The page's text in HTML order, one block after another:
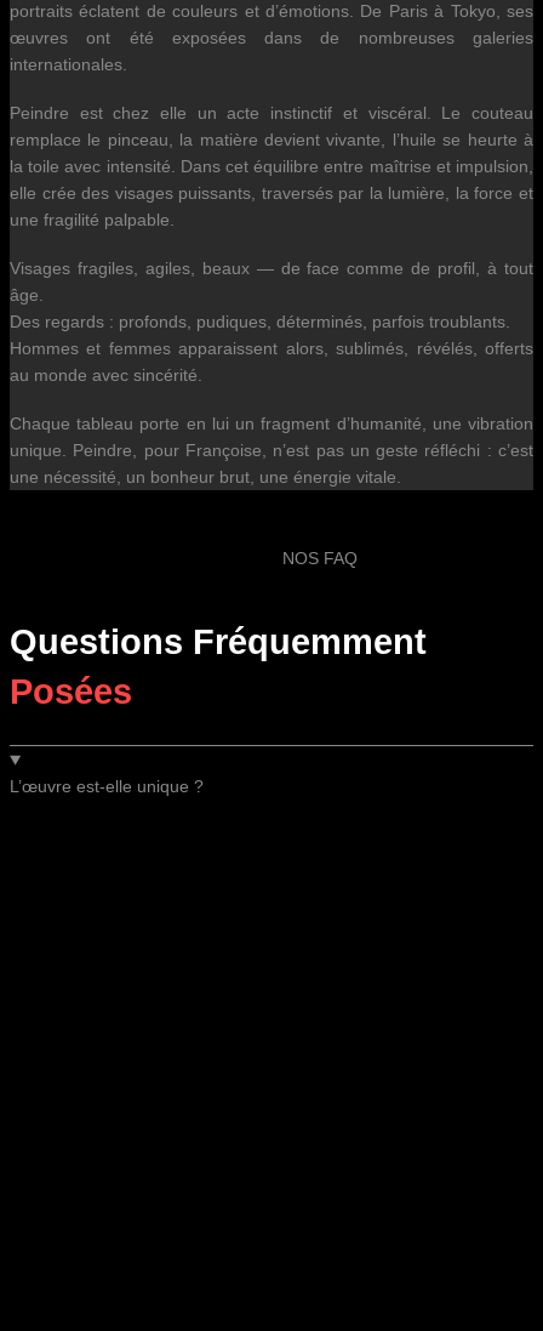
portraits éclatent de couleurs et d’émotions. De Paris à Tokyo, ses
œuvres ont été exposées dans de nombreuses galeries
internationales.
Peindre est chez elle un acte instinctif et viscéral. Le couteau
remplace le pinceau, la matière devient vivante, l’huile se heurte à
la toile avec intensité. Dans cet équilibre entre maîtrise et impulsion,
elle crée des visages puissants, traversés par la lumière, la force et
une fragilité palpable.
Visages fragiles, agiles, beaux — de face comme de profil, à tout
âge.
Des regards : profonds, pudiques, déterminés, parfois troublants.
Hommes et femmes apparaissent alors, sublimés, révélés, offerts
au monde avec sincérité.
Chaque tableau porte en lui un fragment d’humanité, une vibration
unique. Peindre, pour Françoise, n’est pas un geste réfléchi : c’est
une nécessité, un bonheur brut, une énergie vitale.
NOS FAQ
Questions Fréquemment
Posées
L’œuvre est-elle unique ?